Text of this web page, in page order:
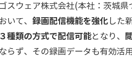
スウェア株式会社(本社：茨城
いて、 録画配信機能を強化した
種類の方式で配信可能となり、
らず、その録画データも有効活